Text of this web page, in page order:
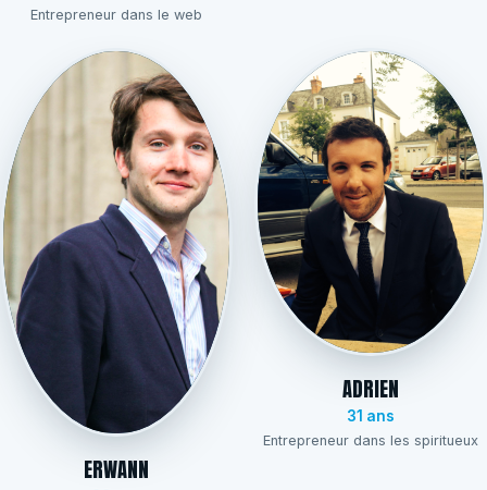
Entrepreneur dans le web
ERWANN
ADRIEN
31 ans
Entrepreneur dans les spiritueux